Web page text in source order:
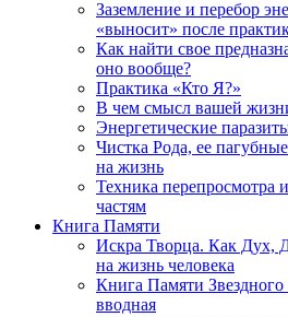
Заземление и перебор
«выносит» после
Как найти свое
оно вообще?
Практика «Кто Я?»
В чем смысл вашей
Энергетические
Чистка Рода, ее
на жизнь
Техника перепросмотра
частям
Книга Памяти
Искра Творца. Как Дух,
на жизнь человека
Книга Памяти
вводная